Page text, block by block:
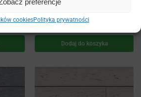
cookiesPolityka prywatności
270,00zł
Dodaj do koszyka